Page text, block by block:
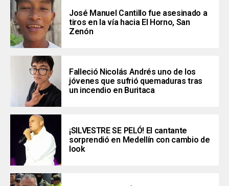
José Manuel Cantillo fue asesinado a
tiros en la vía hacia El Horno, San
Zenón
Falleció Nicolás Andrés uno de los
jóvenes que sufrió quemaduras tras
un incendio en Buritaca
¡SILVESTRE SE PELÓ! El cantante
sorprendió en Medellín con cambio de
look